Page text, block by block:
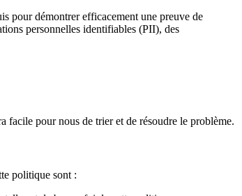
pour démontrer efficacement une preuve de
personnelles identifiables (PII), des
facile pour nous de trier et de résoudre le problème.
politique sont :